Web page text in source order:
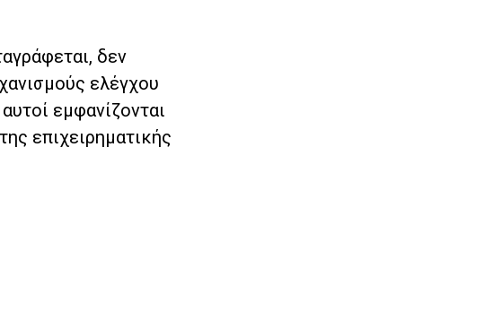
δεν
ελέγχου
εμφανίζονται
επιχειρηματικής